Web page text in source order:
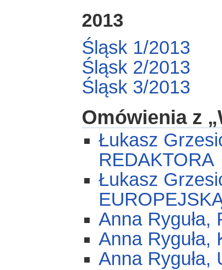
2013
Śląsk 1/2013
Śląsk 2/2013
Śląsk 3/2013
Omówienia z
Łukasz
REDAKTORA
Łukasz
Anna Ryguła,
Anna Ryguła,
Anna Ryguła,